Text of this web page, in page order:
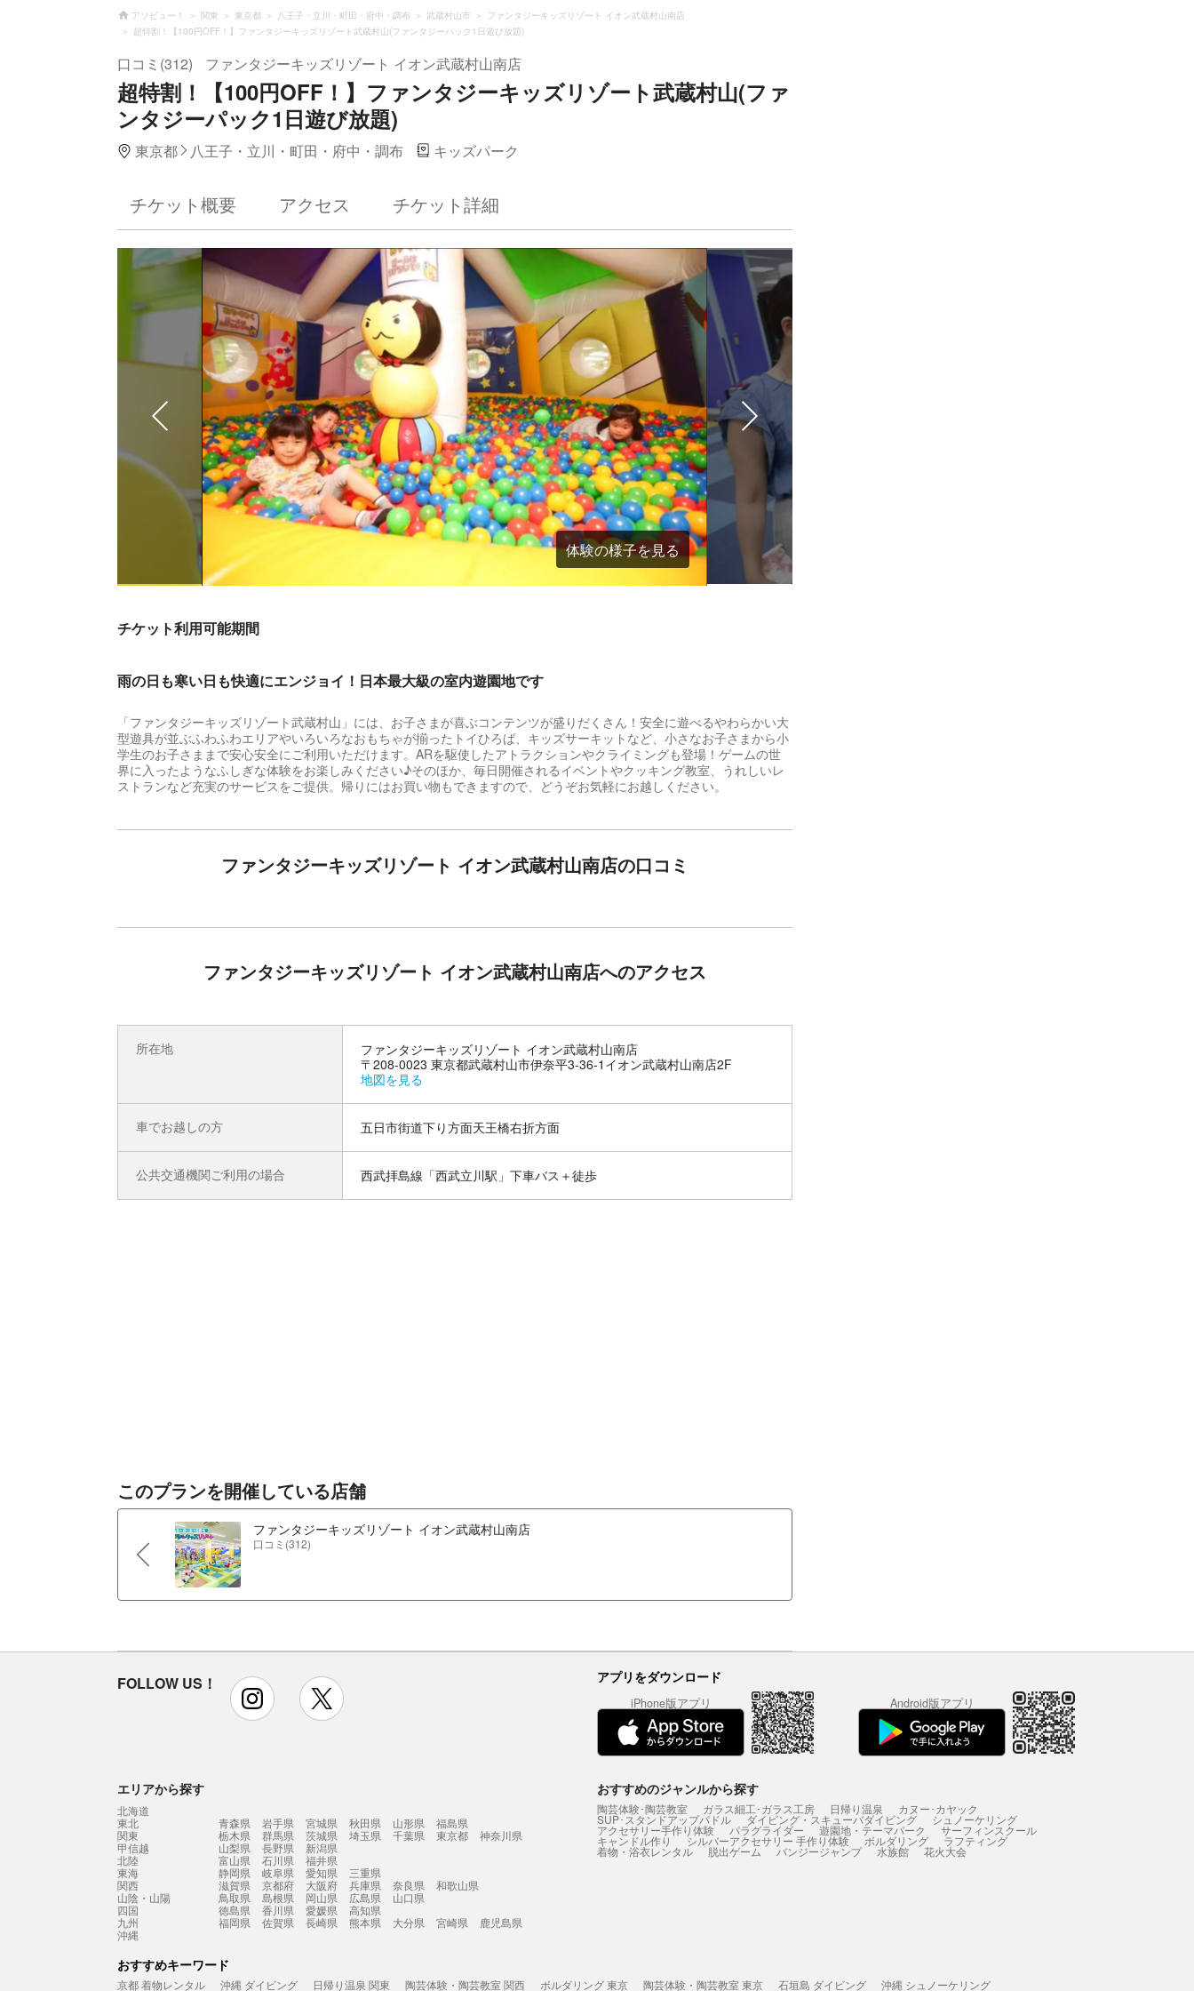
アソビュー！ 関東 東京都 八王子・立川・町田・府中・調布 武蔵村山市
ファンタジーキッズリゾート イオン武蔵村山南店
超特割！【100円OFF！】ファンタジーキッズリゾート武蔵村山(ファンタジーパック1日遊び放題)
口コミ(312) ファンタジーキッズリゾート イオン武蔵村山南店
超特割！【100円OFF！】ファンタジーキッズリゾート武蔵村山(ファ
ンタジーパック1日遊び放題)
東京都 八王子・立川・町田・府中・調布 キッズパーク
チケット概要 アクセス チケット詳細
体験の様子を見る
チケット利用可能期間
雨の日も寒い日も快適にエンジョイ！日本最大級の室内遊園地です
「ファンタジーキッズリゾート武蔵村山」には、お子さまが喜ぶコンテンツが盛りだくさん！安全に遊べるやわらかい大
型遊具が並ぶふわふわエリアやいろいろなおもちゃが揃ったトイひろば、キッズサーキットなど、小さなお子さまから小
学生のお子さままで安心安全にご利用いただけます。ARを駆使したアトラクションやクライミングも登場！ゲームの世
界に入ったようなふしぎな体験をお楽しみください♪そのほか、毎日開催されるイベントやクッキング教室、うれしいレ
ストランなど充実のサービスをご提供。帰りにはお買い物もできますので、どうぞお気軽にお越しください。
ファンタジーキッズリゾート イオン武蔵村山南店の口コミ
ファンタジーキッズリゾート イオン武蔵村山南店へのアクセス
所在地
ファンタジーキッズリゾート イオン武蔵村山南店
〒208-0023 東京都武蔵村山市伊奈平3-36-1イオン武蔵村山南店2F
地図を見る
車でお越しの方 五日市街道下り方面天王橋右折方面
公共交通機関ご利用の場合 西武拝島線「西武立川駅」下車バス＋徒歩
このプランを開催している店舗
ファンタジーキッズリゾート イオン武蔵村山南店
口コミ(312)
FOLLOW US！ instagram アプリをダウンロード
iPhone版アプリ Android版アプリ
エリアから探す
北海道
東北
青森県 岩手県 宮城県 秋田県 山形県
福島県
関東
栃木県 群馬県 茨城県 埼玉県 千葉県 東京都
神奈川県
甲信越
山梨県 長野県
新潟県
北陸
富山県 石川県
福井県
東海
静岡県 岐阜県 愛知県
三重県
関西
滋賀県 京都府 大阪府 兵庫県 奈良県
和歌山県
山陰・山陽
鳥取県 島根県 岡山県 広島県
山口県
四国
徳島県 香川県 愛媛県
高知県
九州
福岡県 佐賀県 長崎県 熊本県 大分県 宮崎県
鹿児島県
沖縄
おすすめのジャンルから探す
陶芸体験･陶芸教室 ガラス細工･ガラス工房 日帰り温泉 カヌー･カヤック
SUP･スタンドアップパドル ダイビング・スキューバダイビング シュノーケリング
アクセサリー手作り体験 パラグライダー 遊園地・テーマパーク サーフィンスクール
キャンドル作り シルバーアクセサリー 手作り体験 ボルダリング ラフティング
着物・浴衣レンタル 脱出ゲーム バンジージャンプ 水族館 花火大会
おすすめキーワード
京都 着物レンタル 沖縄 ダイビング 日帰り温泉 関東 陶芸体験・陶芸教室 関西 ボルダリング 東京 陶芸体験・陶芸教室 東京 石垣島 ダイビング 沖縄 シュノーケリング